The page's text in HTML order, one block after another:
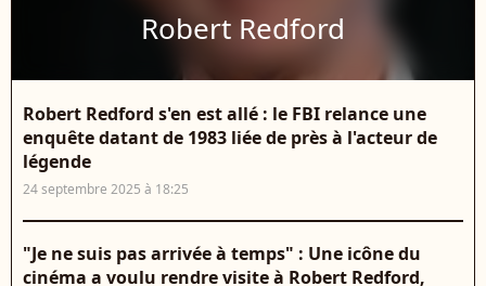
Robert Redford
Robert Redford s'en est allé : le FBI relance une
enquête datant de 1983 liée de près à l'acteur de
légende
24 septembre 2025 à 18:25
"Je ne suis pas arrivée à temps" : Une icône du
cinéma a voulu rendre visite à Robert Redford,